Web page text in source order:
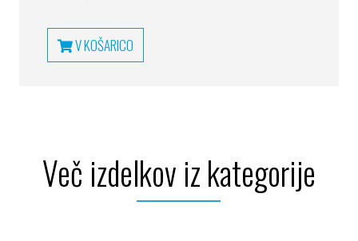
V KOŠARICO
Več izdelkov iz kategorije